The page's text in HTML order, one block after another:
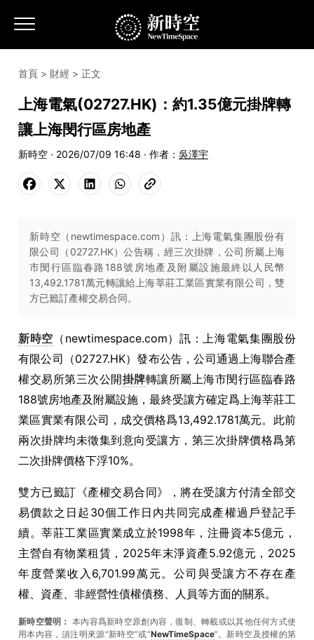
首頁 > 財經 > 正文
上海電氣(02727.HK)：約1.35億元掛牌轉
讓上海閔行區房地產
新時空 · 2026/07/09 16:48 · 作者： 吳澤宇
新時空（newtimespace.com）訊：上海電氣集團股份有
限公司（02727.HK）公告稱，經三次掛牌，公司所屬上海
市閔行區臨春路188號房地產及附屬設施最終以人民幣
13,492.1781萬元轉讓給上海莘莊工業區實業有限公司，雙
方已籤訂產權交易合同。
新時空 （newtimespace.com）訊：上海電氣集團股份
有限公司（02727.HK）發布公告，公司通過上海聯合產
權交易所第三次公開掛牌轉讓所屬上海市閔行區臨春路
188號房地產及附屬設施，最終受讓方確定爲上海莘莊工
業區實業有限公司，成交價格爲13,492.1781萬元。此前
兩次掛牌均未徵集到意向受讓方，第三次掛牌價格爲第
二次掛牌價格下浮10%。
雙方已籤訂《產權交易合同》，將在受讓方付清全部交
易價款之日起30個工作日內共同完成產權過戶登記手
續。莘莊工業區實業成立於1998年，注冊資本5億元，
主營自有物業租賃，2025年末淨資產5.92億元，2025
年度營業收入6,701.99萬元。公司與受讓方不存在產
權、資產、非經營性債權債務、人員等方面的關系。
新時空聲明： 本內容爲新時空原創內容，復制、轉載或以其他任何方式使
用本內容，須注明來源“新時空”或“NewTimeSpace”。新時空及授權的第